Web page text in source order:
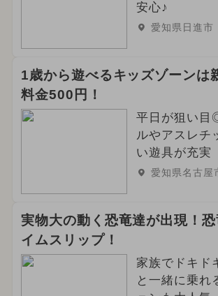
安心♪
愛知県日進市
1歳から遊べるキッズゾーンは
料金500円！
平日が狙い目
ルやアスレチ
い遊具が充実
愛知県名古屋
実物大の動く恐竜達が出現！
イムスリップ！
家族でドキド
と一緒に乗れ